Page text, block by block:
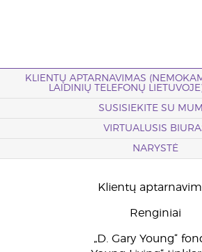
KLIENTŲ APTARNAVIMAS
LAIDINIŲ TELEFONŲ
SUSISIEKITE SU
VIRTUALUSIS
NARYSTĖ
Klientų
Renginiai
„D. Gary Young“